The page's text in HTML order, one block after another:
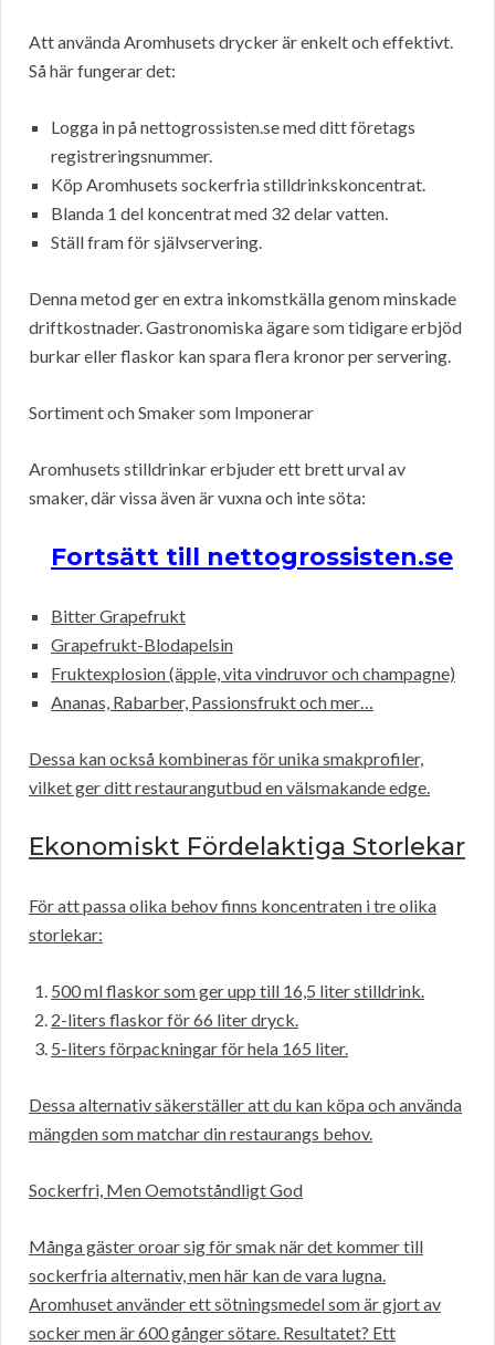
Att använda Aromhusets drycker är enkelt och effektivt.
Så här fungerar det:
Logga in på nettogrossisten.se med ditt företags
registreringsnummer.
Köp Aromhusets sockerfria stilldrinkskoncentrat.
Blanda 1 del koncentrat med 32 delar vatten.
Ställ fram för självservering.
Denna metod ger en extra inkomstkälla genom minskade
driftkostnader. Gastronomiska ägare som tidigare erbjöd
burkar eller flaskor kan spara flera kronor per servering.
Sortiment och Smaker som Imponerar
Aromhusets stilldrinkar erbjuder ett brett urval av
smaker, där vissa även är vuxna och inte söta:
Fortsätt till nettogrossisten.se
Bitter Grapefrukt
Grapefrukt-Blodapelsin
Fruktexplosion (äpple, vita vindruvor och champagne)
Ananas, Rabarber, Passionsfrukt och mer…
Dessa kan också kombineras för unika smakprofiler,
vilket ger ditt restaurangutbud en välsmakande edge.
Ekonomiskt Fördelaktiga Storlekar
För att passa olika behov finns koncentraten i tre olika
storlekar:
500 ml flaskor som ger upp till 16,5 liter stilldrink.
2-liters flaskor för 66 liter dryck.
5-liters förpackningar för hela 165 liter.
Dessa alternativ säkerställer att du kan köpa och använda
mängden som matchar din restaurangs behov.
Sockerfri, Men Oemotståndligt God
Många gäster oroar sig för smak när det kommer till
sockerfria alternativ, men här kan de vara lugna.
Aromhuset använder ett sötningsmedel som är gjort av
socker men är 600 gånger sötare. Resultatet? Ett